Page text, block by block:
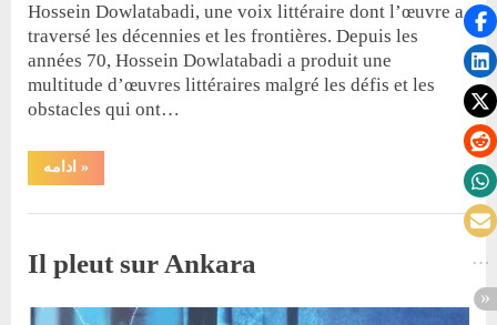
Hossein Dowlatabadi, une voix littéraire dont l’œuvre a
traversé les décennies et les frontières. Depuis les
années 70, Hossein Dowlatabadi a produit une
multitude d’œuvres littéraires malgré les défis et les
obstacles qui ont…
ادامه “Communiqué
»
Il pleut sur Ankara
Posted
6 décembre 2023
By
حسین دولت‌آبادی